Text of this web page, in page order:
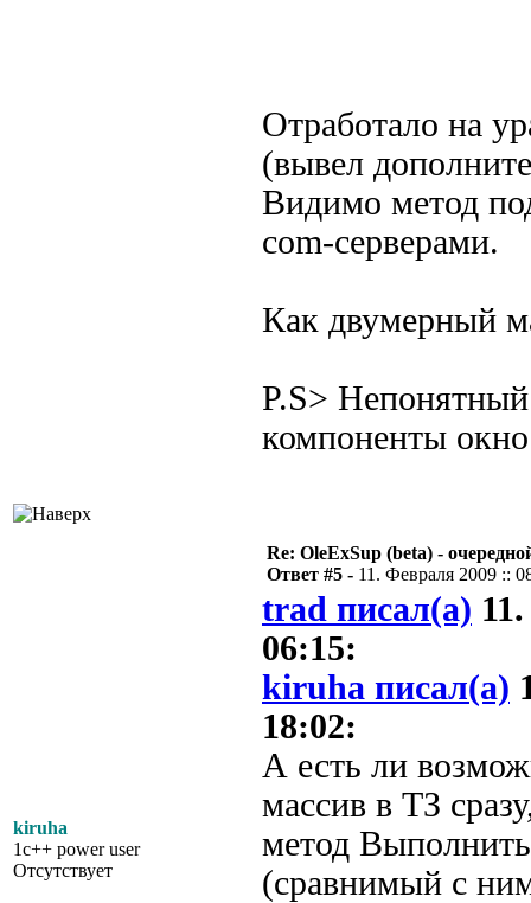
Отработало на
(вывел
Видимо метод
com-серверами.
Как двумерный
P.S>
компоненты
kiruha
1c++ power user
Отсутствует
Re: OleExSup (beta) -
Ответ #5 - 11. Февраля 2009 ::
trad писал(а)
06:15:
kiruha писал(а)
18:02:
А есть ли
массив в ТЗ
метод
(сравнимый с